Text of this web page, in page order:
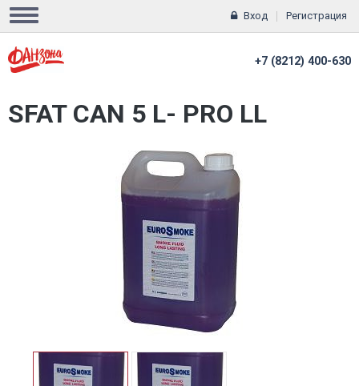
Вход Регистрация
+7 (8212) 400-630
SFAT CAN 5 L- PRO LL